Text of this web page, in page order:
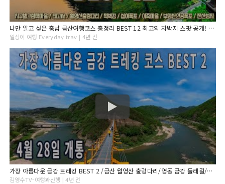
나만 알고 싶은 충남 금산여행코스 총정리 BEST 12 최고의 차박지 스팟 공개! 월영산출렁다리 부엉산인공폭포 태고사 지구별그림책마을 하늘물빛정원 인삼어죽마을 적벽강 진산성지
일상이 여행 Everyday trav | 4년 전
가장 아름다운 금강 트레킹 BEST 2 /금산 월영산 출렁다리/영동 금강 둘레길/영동 강선대/영동 송호 관광단지
김영수TV-여행과산행 | 4년 전